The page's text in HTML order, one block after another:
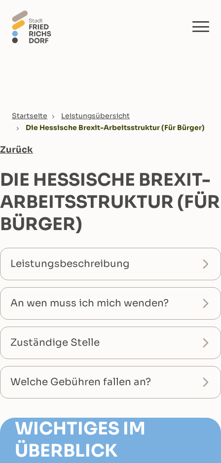
You are here:
Startseite
Leistungsübersicht
Die Hessische Brexit-Arbeitsstruktur (Für Bürger)
Zurück
DIE HESSISCHE BREXIT-
ARBEITSSTRUKTUR (FÜR
BÜRGER)
Leistungsbeschreibung
An wen muss ich mich wenden?
Zuständige Stelle
Welche Gebühren fallen an?
WICHTIGES IM
ÜBERBLICK